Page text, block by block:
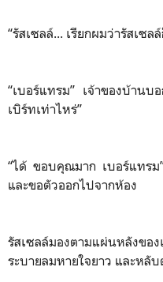
“รัสเซลล์... เรียกผมว่ารัสเซล
“เบอร์แทรม” เจ้าของบ้านบ
เบิร์ทเท่าไหร่”
“ได้ ขอบคุณมาก เบอร์แทร
และขอตัวออกไปจากห้อง
รัสเซลล์มองตามแผ่นหลังขอ
ระบายลมหายใจยาว และหลับ